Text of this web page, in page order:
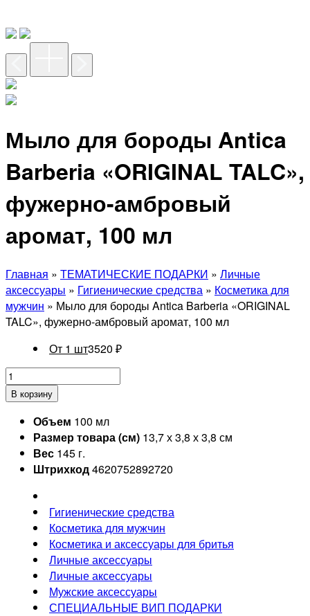
Мыло для бороды Antica
Barberia «ORIGINAL TALC»,
фужерно-амбровый
аромат, 100 мл
Главная » ТЕМАТИЧЕСКИЕ ПОДАРКИ » Личные
аксессуары » Гигиенические средства » Косметика для
мужчин » Мыло для бороды Antica Barberia «ORIGINAL
TALC», фужерно-амбровый аромат, 100 мл
От 1 шт3520 ₽
В корзину
Объем 100 мл
Размер товара (см) 13,7 х 3,8 х 3,8 см
Вес 145 г.
Штрихкод4620752892720
Гигиенические средства
Косметика для мужчин
Косметика и аксессуары для бритья
Личные аксессуары
Личные аксессуары
Мужские аксессуары
СПЕЦИАЛЬНЫЕ ВИП ПОДАРКИ